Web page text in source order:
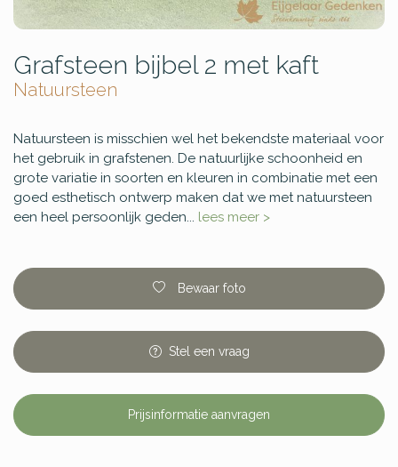
Grafsteen bijbel 2 met kaft
Natuursteen
Natuursteen is misschien wel het bekendste materiaal voor
het gebruik in grafstenen. De natuurlijke schoonheid en
grote variatie in soorten en kleuren in combinatie met een
goed esthetisch ontwerp maken dat we met natuursteen
een heel persoonlijk geden... lees meer >
Bewaar foto
Stel een vraag
Prijsinformatie aanvragen